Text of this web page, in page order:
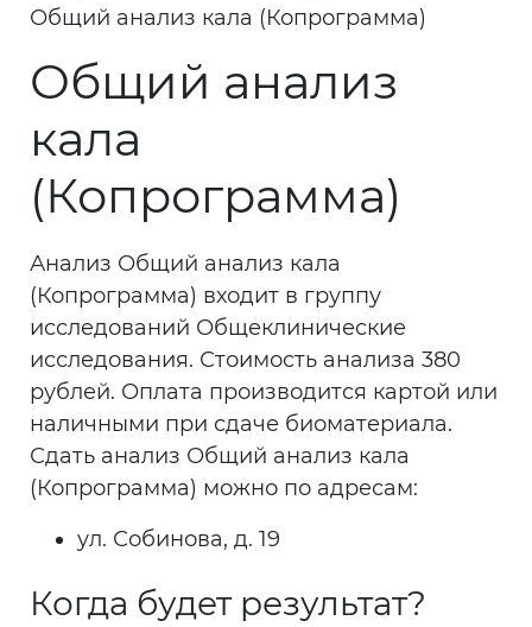
Общий анализ кала (Копрограмма)
Общий анализ
кала
(Копрограмма)
Анализ Общий анализ кала
(Копрограмма) входит в группу
исследований Общеклинические
исследования. Стоимость анализа 380
рублей. Оплата производится картой или
наличными при сдаче биоматериала.
Сдать анализ Общий анализ кала
(Копрограмма) можно по адресам:
ул. Собинова, д. 19
Когда будет результат?